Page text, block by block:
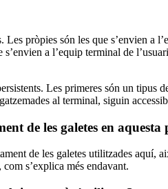
Les pròpies són les que s’envien a
s’envien a l’equip terminal de
Les primeres són un tipus
al terminal, siguin
de les galetes en aquesta
de les galetes utilitzades aquí,
s’explica més endavant.